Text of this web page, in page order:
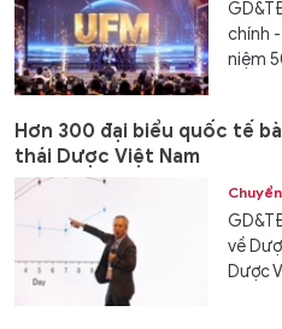
chính
niệm
Hơn 300 đại biểu quốc tế
thái Dược Việt Nam
về
Dược